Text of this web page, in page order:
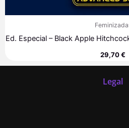
Ed. Especial – Black Apple
29,70€
Legal